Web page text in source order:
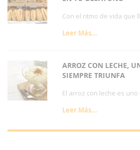
Con el ritmo de vida que
Leer Más...
ARROZ CON LECHE,
SIEMPRE TRIUNFA
El arroz con leche es
Leer Más...